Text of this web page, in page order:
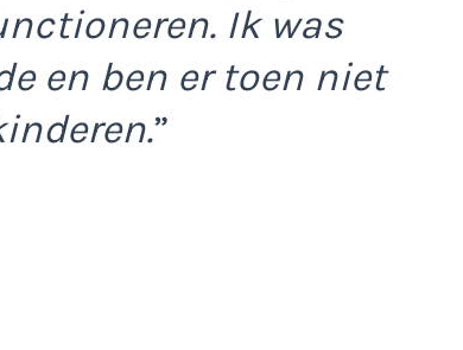
Ik was
en ben er toen niet
”